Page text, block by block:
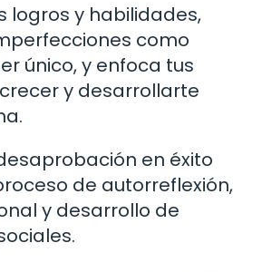
logros y habilidades,
como
único, y enfoca tus
y desarrollarte
en éxito
de autorreflexión,
y desarrollo de